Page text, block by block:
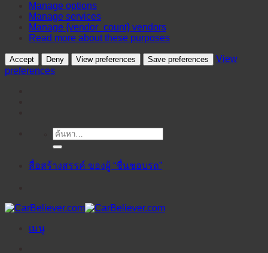
Manage options
Manage services
Manage {vendor_count} vendors
Read more about these purposes
Accept Deny View preferences Save preferences
View
preferences
ค้นหา:
สื่อสร้างสรรค์ ของผู้ “ชื่นชอบรถ”
เมนู